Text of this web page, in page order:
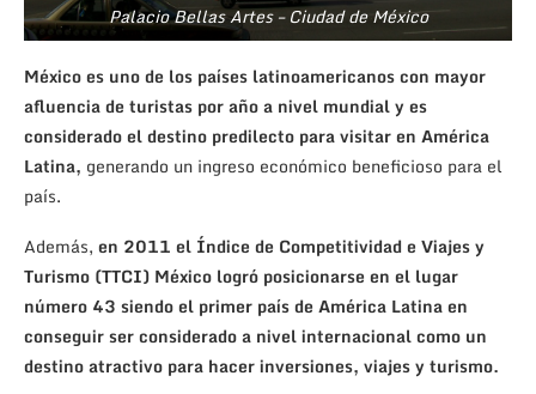
Palacio Bellas Artes – Ciudad de México
México es uno de los países latinoamericanos con mayor
afluencia de turistas por año a nivel mundial y es
considerado el destino predilecto para visitar en América
Latina, generando un ingreso económico beneficioso para el
país.
Además, en 2011 el Índice de Competitividad e Viajes y
Turismo (TTCI) México logró posicionarse en el lugar
número 43 siendo el primer país de América Latina en
conseguir ser considerado a nivel internacional como un
destino atractivo para hacer inversiones, viajes y turismo.